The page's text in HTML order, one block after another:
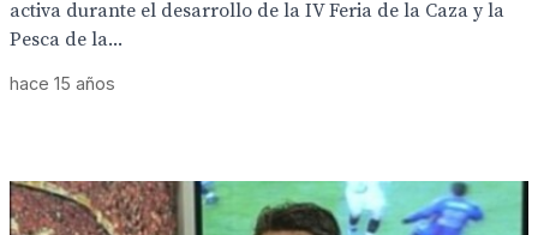
activa durante el desarrollo de la IV Feria de la Caza y la
Pesca de la...
hace 15 años